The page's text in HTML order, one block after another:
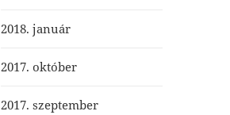
2018. január
2017. október
2017. szeptember